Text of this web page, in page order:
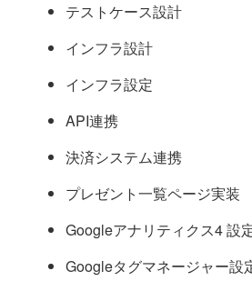
テストケース設計
インフラ設計
インフラ設定
API連携
決済システム連携
プレゼント一覧ページ実装
Googleアナリティクス4 設
Googleタグマネージャー設